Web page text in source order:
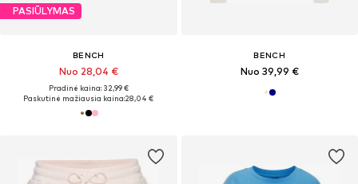
PASIŪLYMAS
BENCH
Nuo 28,04 €
Pradinė kaina: 32,99 €
Paskutinė mažiausia kaina:28,04 €
BENCH
Nuo 39,99 €